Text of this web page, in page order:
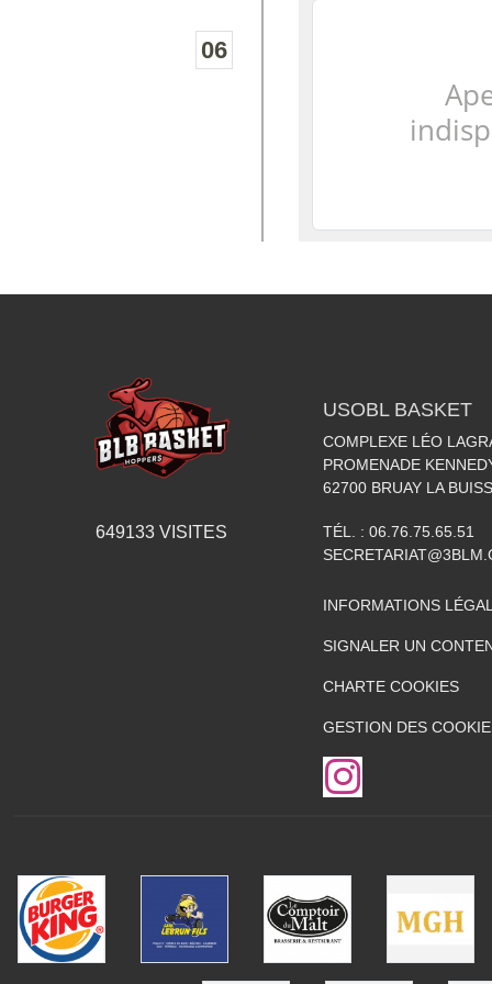
06
649133 VISITES
USOBL BASKET
COMPLEXE LÉO
PROMENADE
62700 BRUAY LA
TÉL. : 06.76.75.65.51
INFORMATIONS
SIGNALER UN
CHARTE COOKIES
GESTION DES